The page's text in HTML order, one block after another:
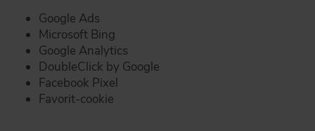
Google Ads
Microsoft Bing
Google Analytics
DoubleClick by Google
Facebook Pixel
Favorit-cookie